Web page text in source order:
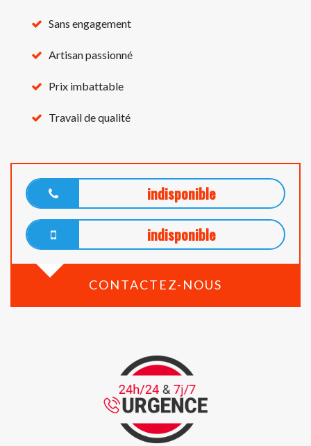
Sans engagement
Artisan passionné
Prix imbattable
Travail de qualité
indisponible
indisponible
CONTACTEZ-NOUS